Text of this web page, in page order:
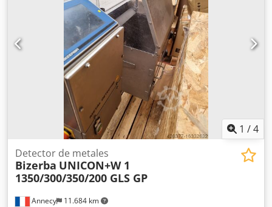
1 /4
Annecy 11.684 km
Detector de metales
Bizerba UNICON+W 1
1350/300/350/200 GLS GP